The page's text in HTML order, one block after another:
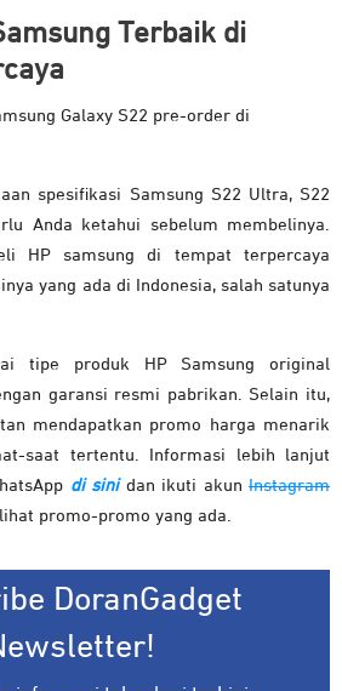
Terbaik di
spesifikasi Samsung S22 Ultra, S22
Anda ketahui sebelum membelinya.
HP samsung di tempat terpercaya
yang ada di Indonesia, salah satunya
tipe produk HP Samsung original
garansi resmi pabrikan. Selain itu,
mendapatkan promo harga menarik
saat tertentu. Informasi lebih lanjut
di sinidan ikuti akun Instagram
promo-promo yang ada.
DoranGadget